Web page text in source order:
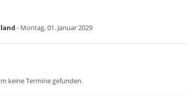
- Montag, 01. Januar 2029
keine Termine gefunden.